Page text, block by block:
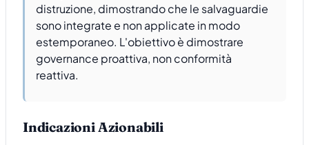
distruzione, dimostrando che le salvaguardie
sono integrate e non applicate in modo
estemporaneo. L'obiettivo è dimostrare
governance proattiva, non conformità
reattiva.
Indicazioni Azionabili